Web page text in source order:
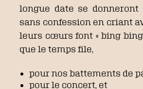
longue date se donneront
sans confession en criant
leurs cœurs font « bing bing
que le temps file,
pour nos battements de
pour le concert, et